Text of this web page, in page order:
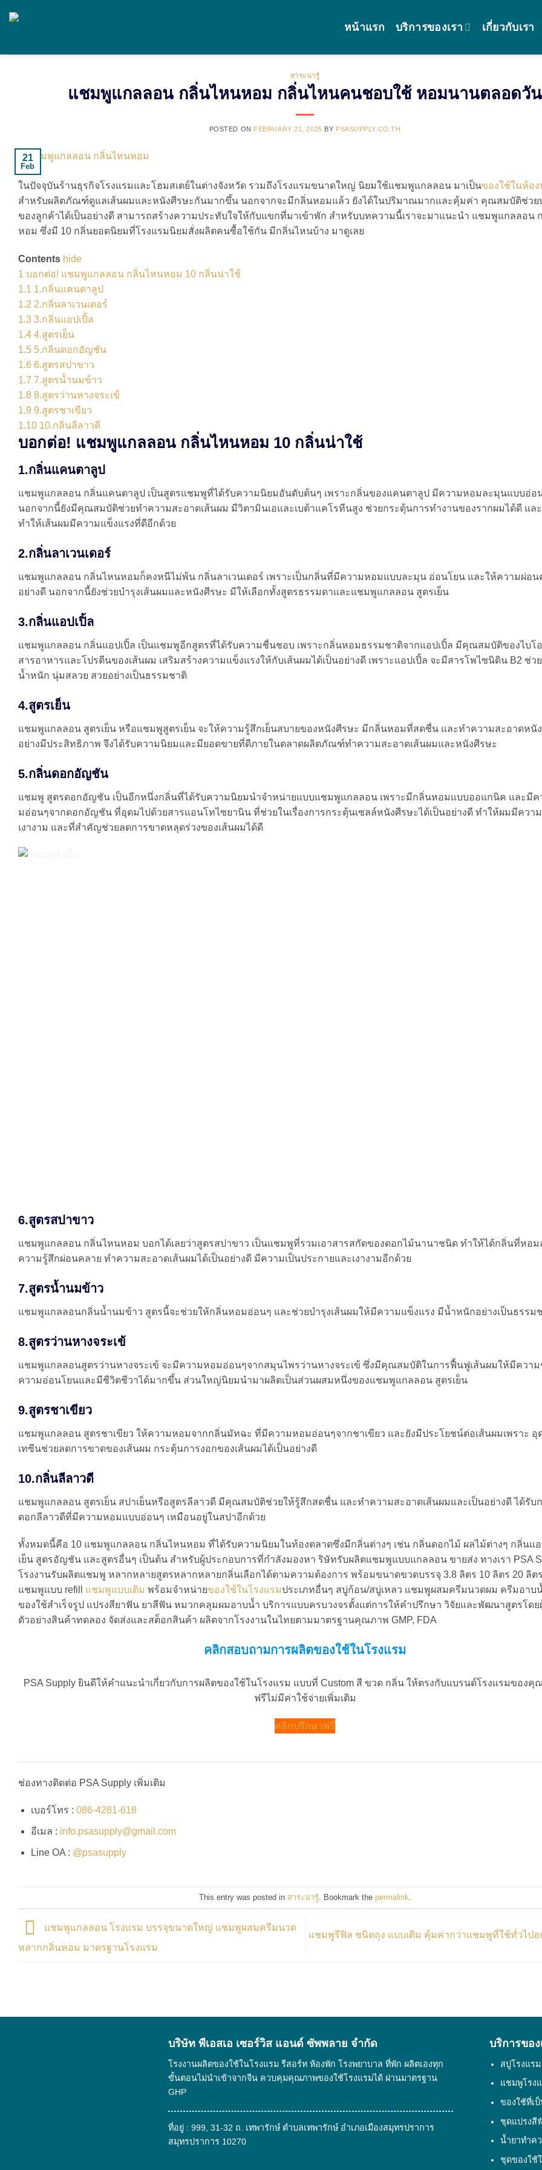
หน้าแรก บริการของเรา เกี่ยวกับเรา
สาระน่ารู้
แชมพูแกลลอน กลิ่นไหนหอม กลิ่นไหนคนชอบใช้ หอมนานตลอดวัน
POSTED ON FEBRUARY 21, 2025 BY PSASUPPLY.CO.TH
21
Feb
ในปัจจุบันร้านธุรกิจโรงแรมและโฮมสเตย์ในต่างจังหวัด รวมถึงโรงแรมขนาดใหญ่ นิยมใช้แชมพูแกลลอน มาเป็นของใช้ในห้อง
สำหรับผลิตภัณฑ์ดูแลเส้นผมและหนังศีรษะกันมากขึ้น นอกจากจะมีกลิ่นหอมแล้ว ยังได้ในปริมาณมากและคุ้มค่า คุณสมบัติช่วยบ
ของลูกค้าได้เป็นอย่างดี สามารถสร้างความประทับใจให้กับแขกที่มาเข้าพัก สำหรับบทความนี้เราจะมาแนะนำ แชมพูแกลลอน
หอม ซึ่งมี 10 กลิ่นยอดนิยมที่โรงแรมนิยมสั่งผลิตคนซื้อใช้กัน มีกลิ่นไหนบ้าง มาดูเลย
Contents hide
1 บอกต่อ! แชมพูแกลลอน กลิ่นไหนหอม 10 กลิ่นน่าใช้
1.1 1.กลิ่นแคนตาลูป
1.2 2.กลิ่นลาเวนเดอร์
1.3 3.กลิ่นแอปเปิ้ล
1.4 4.สูตรเย็น
1.5 5.กลิ่นดอกอัญชัน
1.6 6.สูตรสปาขาว
1.7 7.สูตรน้ำนมข้าว
1.8 8.สูตรว่านหางจระเข้
1.9 9.สูตรชาเขียว
1.10 10.กลิ่นลีลาวดี
บอกต่อ! แชมพูแกลลอน กลิ่นไหนหอม 10 กลิ่นน่าใช้
1.กลิ่นแคนตาลูป
แชมพูแกลลอน กลิ่นแคนตาลูป เป็นสูตรแชมพูที่ได้รับความนิยมอันดับต้นๆ เพราะกลิ่นของแคนตาลูป มีความหอมละมุนแบบอ่อ
นอกจากนี้ยังมีคุณสมบัติช่วยทำความสะอาดเส้นผม มีวิตามินเอและเบต้าแคโรทีนสูง ช่วยกระตุ้นการทำงานของรากผมได้ดี แล
ทำให้เส้นผมมีความแข็งแรงที่ดีอีกด้วย
2.กลิ่นลาเวนเดอร์
แชมพูแกลลอน กลิ่นไหนหอมก็คงหนีไม่พ้น กลิ่นลาเวนเดอร์ เพราะเป็นกลิ่นที่มีความหอมแบบละมุน อ่อนโยน และให้ความผ่อน
อย่างดี นอกจากนี้ยังช่วยบำรุงเส้นผมและหนังศีรษะ มีให้เลือกทั้งสูตรธรรมดาและแชมพูแกลลอน สูตรเย็น
3.กลิ่นแอปเปิ้ล
แชมพูแกลลอน กลิ่นแอปเปิ้ล เป็นแชมพูอีกสูตรที่ได้รับความชื่นชอบ เพราะกลิ่นหอมธรรมชาติจากแอปเปิ้ล มีคุณสมบัติของไบโ
สารอาหารและโปรตีนของเส้นผม เสริมสร้างความแข็งแรงให้กับเส้นผมได้เป็นอย่างดี เพราะแอปเปิ้ล จะมีสารโพไซนิดิน B2 ช่ว
น้ำหนัก นุ่มสลวย สวยอย่างเป็นธรรมชาติ
4.สูตรเย็น
แชมพูแกลลอน สูตรเย็น หรือแชมพูสูตรเย็น จะให้ความรู้สึกเย็นสบายของหนังศีรษะ มีกลิ่นหอมที่สดชื่น และทำความสะอาดหนั
อย่างมีประสิทธิภาพ จึงได้รับความนิยมและมียอดขายที่ดีภายในตลาดผลิตภัณฑ์ทำความสะอาดเส้นผมและหนังศีรษะ
5.กลิ่นดอกอัญชัน
แชมพู สูตรดอกอัญชัน เป็นอีกหนึ่งกลิ่นที่ได้รับความนิยมนำจำหน่ายแบบแชมพูแกลลอน เพราะมีกลิ่นหอมแบบออแกนิค และมีค
มอ่อนๆจากดอกอัญชัน ที่อุดมไปด้วยสารแอนโทไซยานิน ที่ช่วยในเรื่องการกระตุ้นเซลล์หนังศีรษะได้เป็นอย่างดี ทำให้ผมมีควา
เงางาม และที่สำคัญช่วยลดการขาดหลุดร่วงของเส้นผมได้ดี
6.สูตรสปาขาว
แชมพูแกลลอน กลิ่นไหนหอม บอกได้เลยว่าสูตรสปาขาว เป็นแชมพูที่รวมเอาสารสกัดของดอกไม้นานาชนิด ทำให้ได้กลิ่นที่หอม
ความรู้สึกผ่อนคลาย ทำความสะอาดเส้นผมได้เป็นอย่างดี มีความเป็นประกายและเงางามอีกด้วย
7.สูตรน้ำนมข้าว
แชมพูแกลลอนกลิ่นน้ำนมข้าว สูตรนี้จะช่วยให้กลิ่นหอมอ่อนๆ และช่วยบำรุงเส้นผมให้มีความแข็งแรง มีน้ำหนักอย่างเป็นธรรม
8.สูตรว่านหางจระเข้
แชมพูแกลลอนสูตรว่านหางจระเข้ จะมีความหอมอ่อนๆจากสมุนไพรว่านหางจระเข้ ซึ่งมีคุณสมบัติในการฟื้นฟูเส้นผมให้มีควา
ความอ่อนโยนและมีชีวิตชีวาได้มากขึ้น ส่วนใหญ่นิยมนำมาผลิตเป็นส่วนผสมหนึ่งของแชมพูแกลลอน สูตรเย็น
9.สูตรชาเขียว
แชมพูแกลลอน สูตรชาเขียว ให้ความหอมจากกลิ่นมัทฉะ ที่มีความหอมอ่อนๆจากชาเขียว และยังมีประโยชน์ต่อเส้นผมเพราะ อุ
เทซีนช่วยลดการขาดของเส้นผม กระตุ้นการงอกของเส้นผมได้เป็นอย่างดี
10.กลิ่นลีลาวดี
แชมพูแกลลอน สูตรเย็น สปาเย็นหรือสูตรลีลาวดี มีคุณสมบัติช่วยให้รู้สึกสดชื่น และทำความสะอาดเส้นผมและเป็นอย่างดี ได้รับ
ดอกลีลาวดีที่มีความหอมแบบอ่อนๆ เหมือนอยู่ในสปาอีกด้วย
ทั้งหมดนี้คือ 10 แชมพูแกลลอน กลิ่นไหนหอม ที่ได้รับความนิยมในท้องตลาดซึ่งมีกลิ่นต่างๆ เช่น กลิ่นดอกไม้ ผลไม้ต่างๆ กลิ่นแอ
เย็น สูตรอัญชัน และสูตรอื่นๆ เป็นต้น สำหรับผู้ประกอบการที่กำลังมองหา ริษัทรับผลิตแชมพูแบบแกลลอน ขายส่ง ทางเรา PSA
โรงงานรับผลิตแชมพู หลากหลายสูตรหลากหลายกลิ่นเลือกได้ตามความต้องการ พร้อมขนาดขวดบรรจุ 3.8 ลิตร 10 ลิตร 20 ลิต
แชมพูแบบ refill แชมพูแบบเติม พร้อมจำหน่ายของใช้ในโรงแรมประเภทอื่นๆ สบู่ก้อน/สบู่เหลว แชมพูผสมครีมนวดผม ครีมอาบ
ของใช้สำเร็จรูป แปรงสียาฟัน ยาสีฟัน หมวกคลุมผมอาบน้ำ บริการแบบครบวงจรตั้งแต่การให้คำปรึกษา วิจัยและพัฒนาสูตรโดย
ตัวอย่างสินค้าทดลอง จัดส่งและสต็อกสินค้า ผลิตจากโรงงานในไทยตามมาตรฐานคุณภาพ GMP, FDA
คลิกสอบถามการผลิตของใช้ในโรงแรม
PSA Supply ยินดีให้คำแนะนำเกี่ยวกับการผลิตของใช้ในโรงแรม แบบที่ Custom สี ขวด กลิ่น ให้ตรงกับแบรนด์โรงแรมของคุ
ฟรีไม่มีค่าใช้จ่ายเพิ่มเติม
คลิกปรึกษาฟรี
ช่องทางติดต่อ PSA Supply เพิ่มเติม
เบอร์โทร : 086-4281-618
อีเมล : info.psasupply@gmail.com
Line OA : @psasupply
This entry was posted in สาระน่ารู้. Bookmark the permalink
แชมพูแกลลอน โรงแรม บรรจุขนาดใหญ่ แชมพูผสมครีมนวด
หลากกลิ่นหอม มาตรฐานโรงแรม
แชมพูรีฟิล ชนิดถุง แบบเติม คุ้มค่ากว่าแชมพูที่ใช้ทั่วไปอ
บริษัท พีเอสเอ เซอร์วิส แอนด์ ซัพพลาย จํากัด
โรงงานผลิตของใช้ในโรงแรม รีสอร์ท ห้องพัก โรงพยาบาล ที่พัก ผลิตเองทุก
ขั้นตอนไม่นำเข้าจากจีน ควบคุมคุณภาพของใช้โรงแรมได้ ผ่านมาตรฐาน
GHP
ที่อยู่ : 999, 31-32 ถ. เทพารักษ์ ตำบลเทพารักษ์ อำเภอเมืองสมุทรปราการ
สมุทรปราการ 10270
บริการของ
สบู่โรงแรม
แชมพูโรง
ของใช้ที่เ
ชุดแปรงสี
น้ำยาทำค
ชุดของใช้